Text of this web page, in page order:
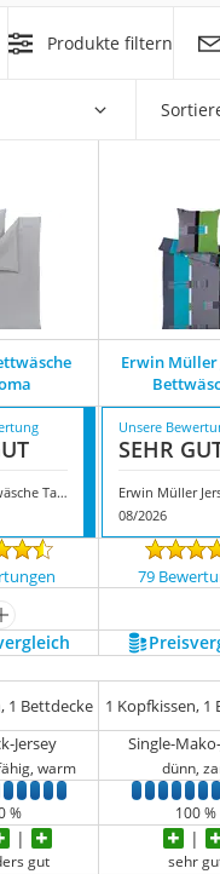
Produkte filtern
Erwin Müller
Estella Bettwäsche Takoma
Unsere
SEHR
08/2026
79
mehr anzeigen
1 Bettdecke 1 Kopfkissen, 1
Jersey
warm
Single-
dünn,
6 7 8 9 10
%
1 2 3 4 5 6 7
100 %
gut sehr